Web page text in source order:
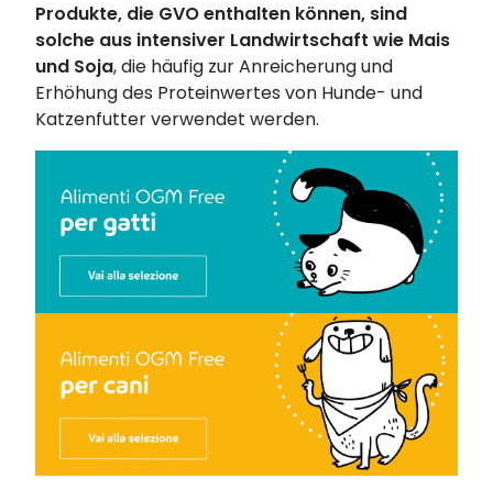
Produkte, die GVO enthalten können, sind
solche aus intensiver Landwirtschaft wie Mais
und Soja, die häufig zur Anreicherung und
Erhöhung des Proteinwertes von Hunde- und
Katzenfutter verwendet werden.